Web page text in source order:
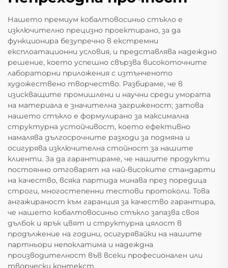
Нашето премиум кобалтовосиньо стъкло е
изключително прецизно проектирано, за да
функционира безупречно в екстремни
експлоатационни условия, и представлява надеждно
решение, което успешно свързва високоточните
лабораторни приложения с изтънченото
художествено творчество. Разбираме, че в
изискващите промишлени и научни среди умората
на материала е значителна загриженост; затова
нашето стъкло е формулирано за максимална
структурна устойчивост, което ефективно
намалява дългосрочните разходи за подмяна и
осигурява изключителна стойност за нашите
клиенти. За да гарантираме, че нашите продукти
постоянно отговарят на най-високите стандарти
на качество, всяка партида минава през поредица
строги, многостепенни тестови протоколи. Това
ангажираност към гаранция за качество гарантира,
че нашето кобалтовосиньо стъкло запазва своя
дълбок и ярък цвят и структурна цялост в
продължение на години, осигурявайки на нашите
партньори непоклатима и надеждна
производителност във всеки професионален или
творчески контекст.